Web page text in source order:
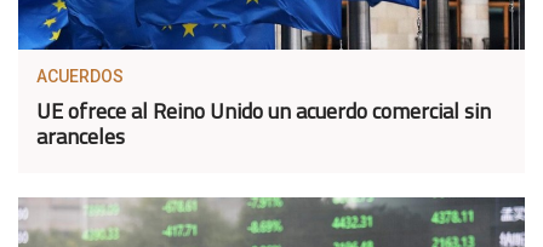
ACUERDOS
UE ofrece al Reino Unido un acuerdo comercial sin
aranceles